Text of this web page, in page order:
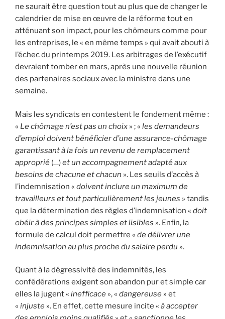
ne saurait être question tout au plus que de changer le
calendrier de mise en œuvre de la réforme tout en
atténuant son impact, pour les chômeurs comme pour
les entreprises, le « en même temps » qui avait abouti à
l’échec du printemps 2019. Les arbitrages de l’exécutif
devraient tomber en mars, après une nouvelle réunion
des partenaires sociaux avec la ministre dans une
semaine.
Mais les syndicats en contestent le fondement même :
« Le chômage n’est pas un choix » ; « les demandeurs
d’emploi doivent bénéficier d’une assurance-chômage
garantissant à la fois un revenu de remplacement
approprié (…)et un accompagnement adapté aux
besoins de chacune et chacun ». Les seuils d’accès à
l’indemnisation « doivent inclure un maximum de
travailleurs et tout particulièrement les jeunes » tandis
que la détermination des règles d’indemnisation « doit
obéir à des principes simples et lisibles ». Enfin, la
formule de calcul doit permettre « de délivrer une
indemnisation au plus proche du salaire perdu ».
Quant à la dégressivité des indemnités, les
confédérations exigent son abandon pur et simple car
elles la jugent « inefficace », « dangereuse » et
« injuste ». En effet, cette mesure incite « à accepter